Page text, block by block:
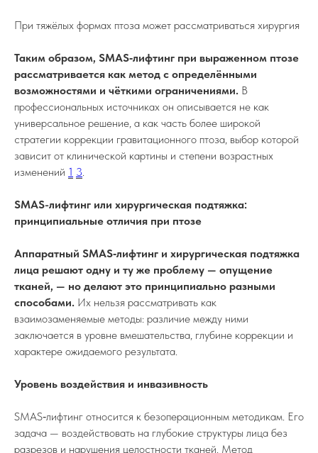
При тяжёлых формах птоза может рассматриваться хирургия
Таким образом, SMAS‑лифтинг при выраженном птозе
рассматривается как метод с определёнными
возможностями и чёткими ограничениями. В
профессиональных источниках он описывается не как
универсальное решение, а как часть более широкой
стратегии коррекции гравитационного птоза, выбор которой
зависит от клинической картины и степени возрастных
изменений 1 3.
SMAS-лифтинг или хирургическая подтяжка:
принципиальные отличия при птозе
Аппаратный SMAS‑лифтинг и хирургическая подтяжка
лица решают одну и ту же проблему — опущение
тканей, — но делают это принципиально разными
способами. Их нельзя рассматривать как
взаимозаменяемые методы: различие между ними
заключается в уровне вмешательства, глубине коррекции и
характере ожидаемого результата.
Уровень воздействия и инвазивность
SMAS‑лифтинг относится к безоперационным методикам. Его
задача — воздействовать на глубокие структуры лица без
разрезов и нарушения целостности тканей. Метод